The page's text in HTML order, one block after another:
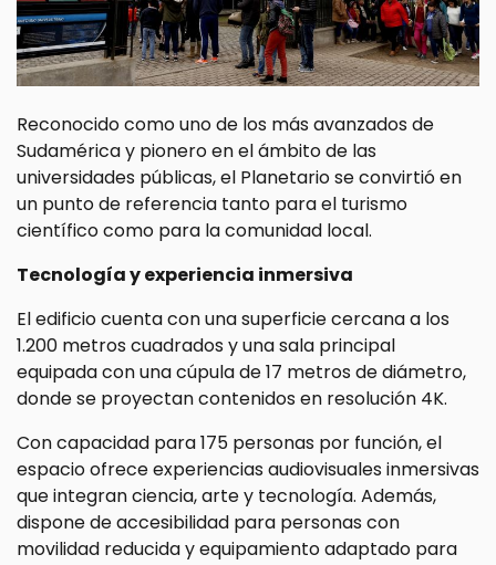
Reconocido como uno de los más avanzados de
Sudamérica y pionero en el ámbito de las
universidades públicas, el Planetario se convirtió en
un punto de referencia tanto para el turismo
científico como para la comunidad local.
Tecnología y experiencia inmersiva
El edificio cuenta con una superficie cercana a los
1.200 metros cuadrados y una sala principal
equipada con una cúpula de 17 metros de diámetro,
donde se proyectan contenidos en resolución 4K.
Con capacidad para 175 personas por función, el
espacio ofrece experiencias audiovisuales inmersivas
que integran ciencia, arte y tecnología. Además,
dispone de accesibilidad para personas con
movilidad reducida y equipamiento adaptado para